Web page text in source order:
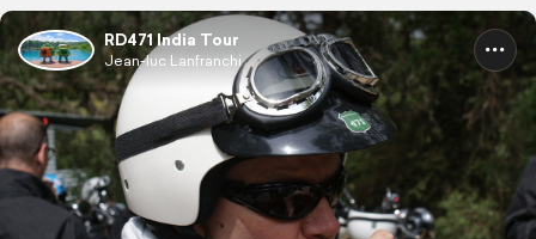
RD471 India Tour
Jean-luc Lanfranchi